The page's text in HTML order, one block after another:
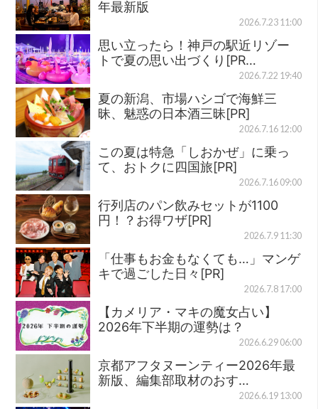
年最新版
2026.7.23 11:00
思い立ったら！神戸の駅近リゾー
トで夏の思い出づくり[PR…
2026.7.22 19:40
夏の新潟、市場ハシゴで海鮮三
昧、魅惑の日本酒三昧[PR]
2026.7.16 12:00
この夏は特急「しおかぜ」に乗っ
て、おトクに四国旅[PR]
2026.7.16 09:00
行列店のパン飲みセットが1100
円！？お得ワザ[PR]
2026.7.9 11:30
「仕事もお金もなくても…」マンゲ
キで過ごした日々[PR]
2026.7.8 17:00
【カメリア・マキの魔女占い】
2026年下半期の運勢は？
2026.6.29 06:00
京都アフタヌーンティー2026年最
新版、編集部取材のおす…
2026.6.19 13:00